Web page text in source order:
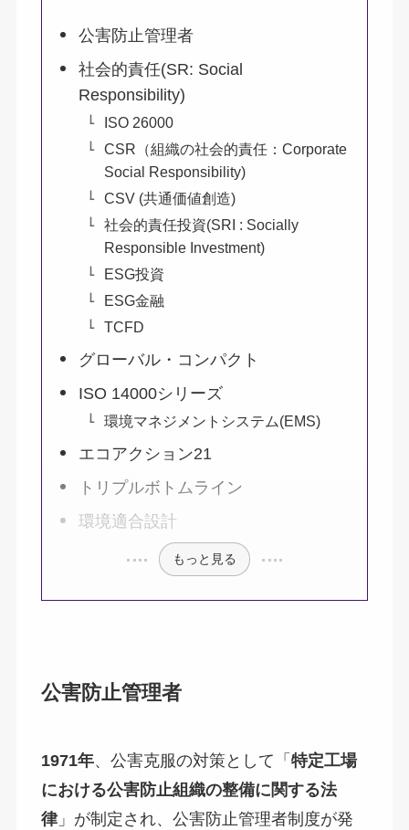
公害防止管理者
社会的責任(SR: Social
Responsibility)
ISO 26000
CSR（組織の社会的責任：Corporate
Social Responsibility)
CSV (共通価値創造)
社会的責任投資(SRI : Socially
Responsible Investment)
ESG投資
ESG金融
TCFD
グローバル・コンパクト
ISO 14000シリーズ
環境マネジメントシステム(EMS)
エコアクション21
トリプルボトムライン
環境適合設計
もっと見る
公害防止管理者
1971年、公害克服の対策として「 特定工場
における公害防止組織の整備に関する法
律」が制定され、公害防止管理者制度が発